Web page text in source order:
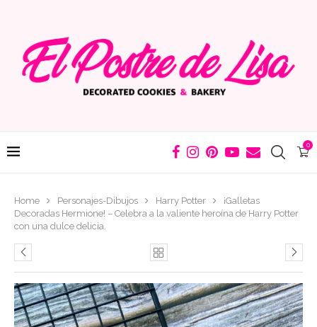
0
Home Personajes-Dibujos Harry Potter
¡Galletas
Decoradas Hermione! – Celebra a la valiente heroína de Harry Potter
con una dulce delicia.